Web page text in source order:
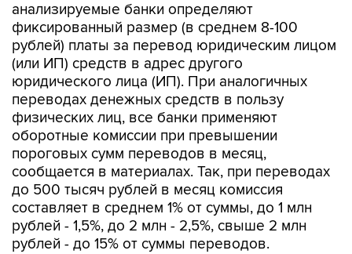
анализируемые банки определяют
фиксированный размер (в среднем 8-100
рублей) платы за перевод юридическим лицом
(или ИП) средств в адрес другого
юридического лица (ИП). При аналогичных
переводах денежных средств в пользу
физических лиц, все банки применяют
оборотные комиссии при превышении
пороговых сумм переводов в месяц,
сообщается в материалах. Так, при переводах
до 500 тысяч рублей в месяц комиссия
составляет в среднем 1% от суммы, до 1 млн
рублей - 1,5%, до 2 млн - 2,5%, свыше 2 млн
рублей - до 15% от суммы переводов.